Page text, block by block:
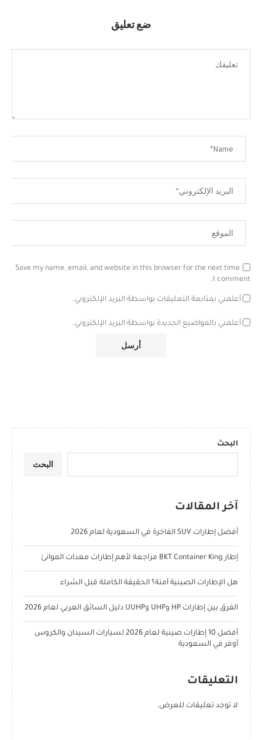
ضع تعليق
Save my name, email, and website in this browser for the next time
I comment.
أعلمني بمتابعة التعليقات بواسطة البريد الإلكتروني.
أعلمني بالمواضيع الجديدة بواسطة البريد الإلكتروني.
البحث
البحث
آخر المقالات
أفضل إطارات SUV الفاخرة في السعودية لعام 2026
إطار BKT Container King مراجعة لأهم إطارات معدات الموانئ
هل الإطارات الصينية آمنة؟ الحقيقة الكاملة قبل الشراء
الفرق بين إطارات HP وUHP وUUHP دليل السائق العربي لعام 2026
أفضل 10 إطارات صينية لعام 2026 لسيارات السيدان والكروس
أوفر في السعودية
التعليقات
لا توجد تعليقات للعرض.